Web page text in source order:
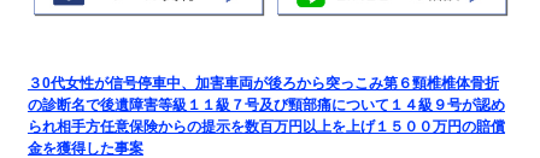
３0代女性が信号停車中、加害車両が後ろから突っこみ第６頸椎椎体骨折
の診断名で後遺障害等級１１級７号及び頸部痛について１４級９号が認め
られ相手方任意保険からの提示を数百万円以上を上げ１５００万円の賠償
金を獲得した事案